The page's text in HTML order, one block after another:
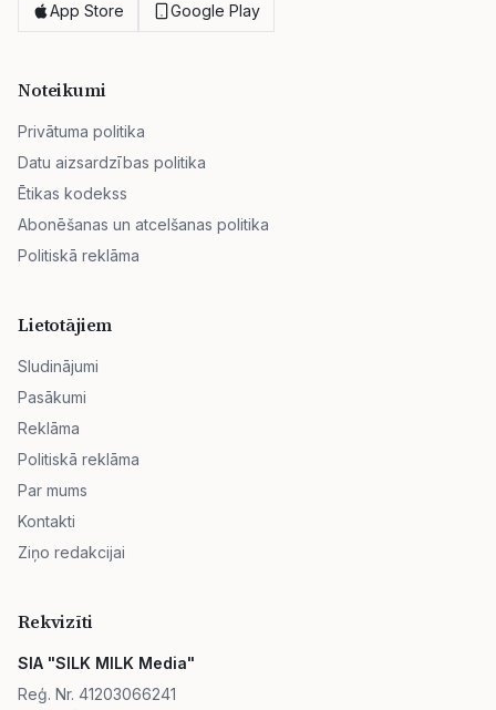
App Store Google Play
Noteikumi
Privātuma politika
Datu aizsardzības politika
Ētikas kodekss
Abonēšanas un atcelšanas politika
Politiskā reklāma
Lietotājiem
Sludinājumi
Pasākumi
Reklāma
Politiskā reklāma
Par mums
Kontakti
Ziņo redakcijai
Rekvizīti
SIA "SILK MILK Media"
Reģ. Nr. 41203066241